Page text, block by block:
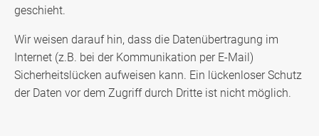
geschieht.
Wir weisen darauf hin, dass die Datenübertragung im
Internet (z.B. bei der Kommunikation per E-Mail)
Sicherheitslücken aufweisen kann. Ein lückenloser Schutz
der Daten vor dem Zugriff durch Dritte ist nicht möglich.